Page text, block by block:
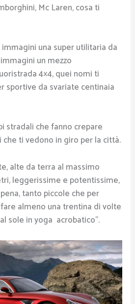
Mc Laren, cosa ti
una super utilitaria da
un mezzo
4×4, quei nomi ti
sportive da svariate centinaia
stradali che fanno crepare
ti vedono in giro per la città.
alte da terra al massimo
leggerissime e potentissime,
tanto piccole che per
almeno una trentina di volte
sole in yoga acrobatico”.